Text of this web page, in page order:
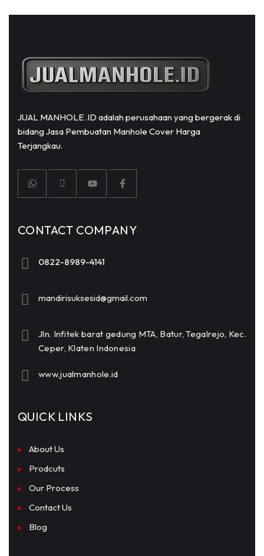
JUAL MANHOLE .ID adalah perusahaan yang bergerak di
bidang Jasa Pembuatan Manhole Cover Harga
Terjangkau.
CONTACT COMPANY
0822-8989-4141
mandirisuksesid@gmail.com
Jln. Infitek barat gedung MTA, Batur, Tegalrejo, Kec.
Ceper, Klaten Indonesia
www.jualmanhole.id
QUICK LINKS
About Us
Prodcuts
Our Process
Contact Us
Blog